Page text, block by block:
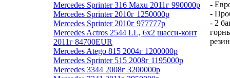
Mercedes Sprinter 316 Maxu 2011г 990000р
Mercedes Sprinter 2010г 1250000р
Mercedes Sprinter 2010г 977777р
Mercedes Actros 2544 LL, 6х2 шасси-конт
2011г 84700EUR
Mercedes Atego 815 2004г 1200000р
Mercedes Sprinter 515 2008г 1195000р
Mercedes 3344 2008г 3200000р
-
-
- 2